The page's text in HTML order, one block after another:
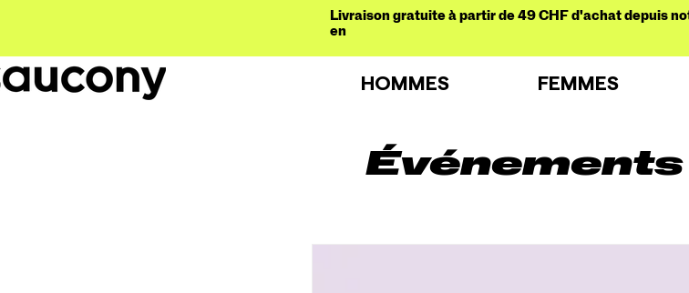
Livraison gratuite à partir de 49 CHF d'achat depuis
en
HOMMES FEMMES
Événements